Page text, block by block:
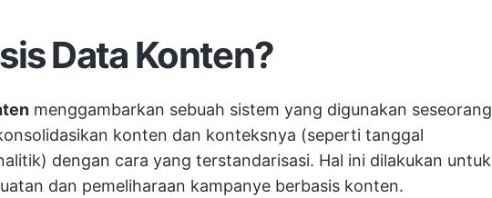
Data Konten?
menggambarkan sebuah sistem yang digunakan seseorang
konten dan konteksnya (seperti tanggal
dengan cara yang terstandarisasi. Hal ini dilakukan untuk
dan pemeliharaan kampanye berbasis konten.